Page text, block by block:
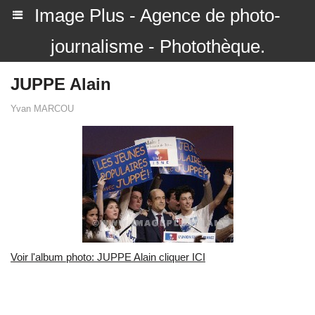
Image Plus - Agence de photo-
journalisme - Photothèque.
JUPPE Alain
Yvan MARCOU
Voir l'album photo: JUPPE Alain cliquer ICI